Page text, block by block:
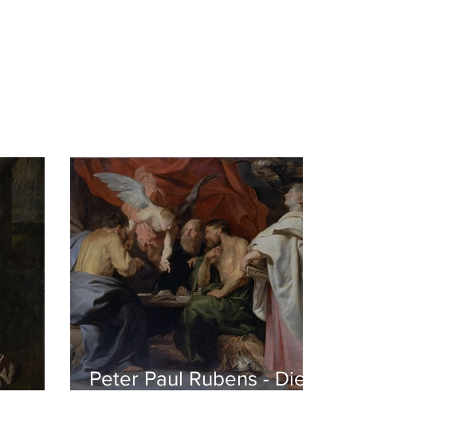
Peter Paul Rubens - Die